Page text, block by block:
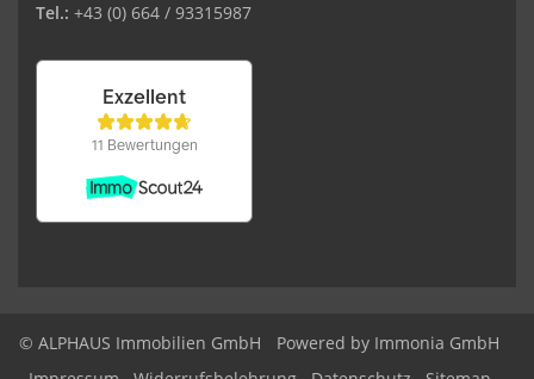
Tel.: +43 (0) 664 / 93315987
© ALPHAUS Immobilien GmbH
Powered by Immonia GmbH